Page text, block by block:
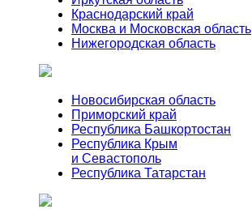
Краснодарский край
Москва и Московская область
Нижегородская область
Новосибирская область
Приморский край
Республика Башкортостан
Республика Крым
и Севастополь
Республика Татарстан